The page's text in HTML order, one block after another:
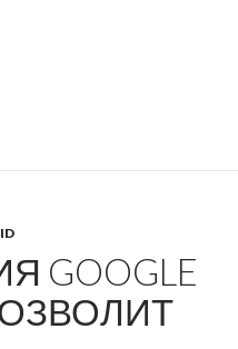
более простым с
GOOGLE